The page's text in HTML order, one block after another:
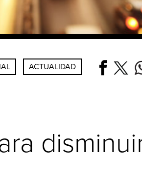
ACTUALIDAD